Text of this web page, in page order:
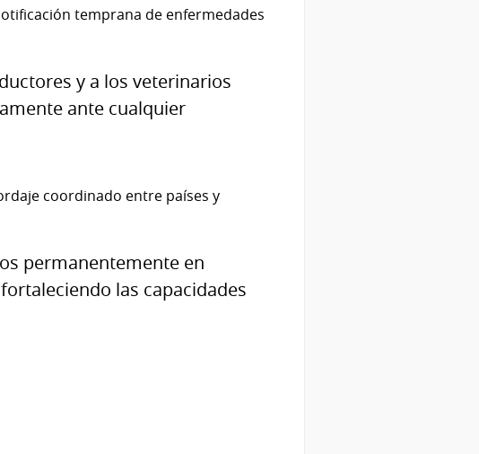
temprana de enfermedades
y a los veterinarios
ante cualquier
coordinado entre países y
permanentemente en
las capacidades